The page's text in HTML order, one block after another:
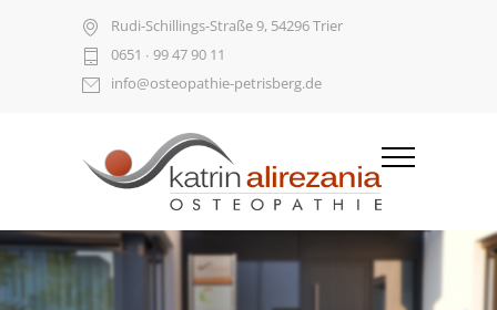
Rudi-Schillings-Straße 9, 54296 Trier
0651 ∙ 99 47 90 11
info@osteopathie-petrisberg.de